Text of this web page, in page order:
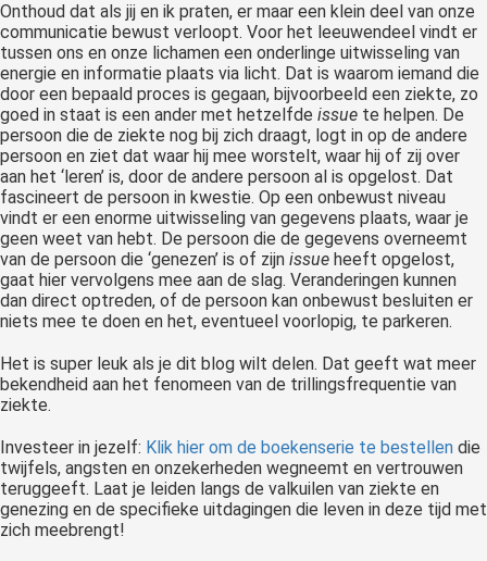
Onthoud dat als jij en ik praten, er maar een klein deel van onze
communicatie bewust verloopt. Voor het leeuwendeel vindt er
tussen ons en onze lichamen een onderlinge uitwisseling van
energie en informatie plaats via licht. Dat is waarom iemand die
door een bepaald proces is gegaan, bijvoorbeeld een ziekte, zo
goed in staat is een ander met hetzelfde issue te helpen. De
persoon die de ziekte nog bij zich draagt, logt in op de andere
persoon en ziet dat waar hij mee worstelt, waar hij of zij over
aan het ‘leren’ is, door de andere persoon al is opgelost. Dat
fascineert de persoon in kwestie. Op een onbewust niveau
vindt er een enorme uitwisseling van gegevens plaats, waar je
geen weet van hebt. De persoon die de gegevens overneemt
van de persoon die ‘genezen’ is of zijn issue heeft opgelost,
gaat hier vervolgens mee aan de slag. Veranderingen kunnen
dan direct optreden, of de persoon kan onbewust besluiten er
niets mee te doen en het, eventueel voorlopig, te parkeren.
Het is super leuk als je dit blog wilt delen. Dat geeft wat meer
bekendheid aan het fenomeen van de trillingsfrequentie van
ziekte.
Investeer in jezelf: Klik hier om de boekenserie te bestellen die
twijfels, angsten en onzekerheden wegneemt en vertrouwen
teruggeeft. Laat je leiden langs de valkuilen van ziekte en
genezing en de specifieke uitdagingen die leven in deze tijd met
zich meebrengt!